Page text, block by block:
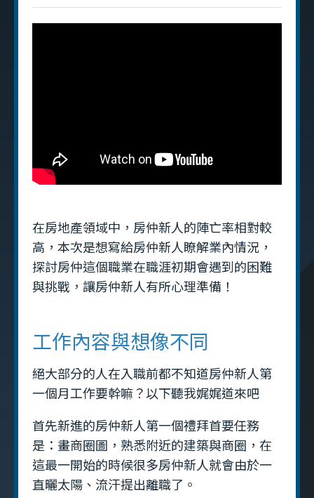
在房地產領域中，房仲新人的陣亡率相對較
高，本次是想寫給房仲新人瞭解業內情況，
探討房仲這個職業在職涯初期會遇到的困難
與挑戰，讓房仲新人有所心理準備！
工作內容與想像不同
絕大部分的人在入職前都不知道房仲新人第
一個月工作要幹嘛？以下聽我娓娓道來吧
首先新進的房仲新人第一個禮拜首要任務
是：畫商圈圖，熟悉附近的建築與商圈，在
這最一開始的時候很多房仲新人就會由於一
直曬太陽、流汗提出離職了。